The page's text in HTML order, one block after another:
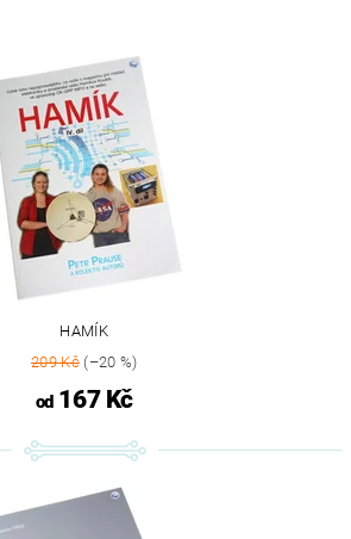
HAMÍK
209 Kč(–20 %)
od167 Kč